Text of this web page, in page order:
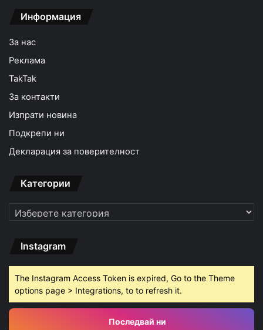
Информация
За нас
Реклама
TakTak
За контакти
Изпрати новина
Подкрепи ни
Декларация за поверителност
Категории
Категории
Instagram
The Instagram Access Token is expired, Go to the Theme
options page > Integrations, to to refresh it.
Последвай ни